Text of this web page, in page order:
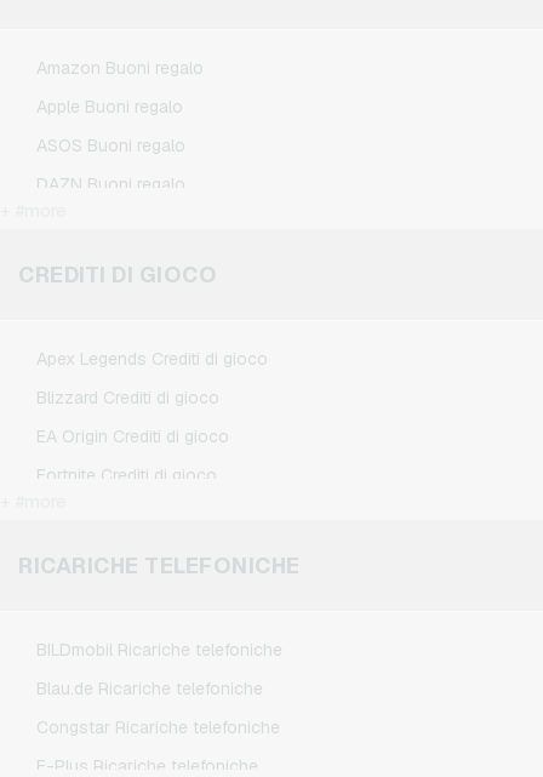
Amazon Buoni regalo
Apple Buoni regalo
ASOS Buoni regalo
DAZN Buoni regalo
Flixbus Buoni regalo
TikTok Buoni regalo
Zalando Buoni regalo
CREDITI DI GIOCO
Apex Legends Crediti di gioco
Blizzard Crediti di gioco
EA Origin Crediti di gioco
Fortnite Crediti di gioco
Minecraft Crediti di gioco
RICARICHE TELEFONICHE
BILDmobil Ricariche telefoniche
Blau.de Ricariche telefoniche
Congstar Ricariche telefoniche
E-Plus Ricariche telefoniche